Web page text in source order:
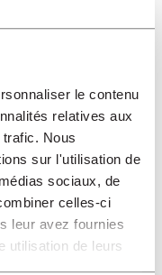
le contenu
relatives aux
Nous
sur l'utilisation de
sociaux, de
celles-ci
leur avez fournies
utilisation de leurs